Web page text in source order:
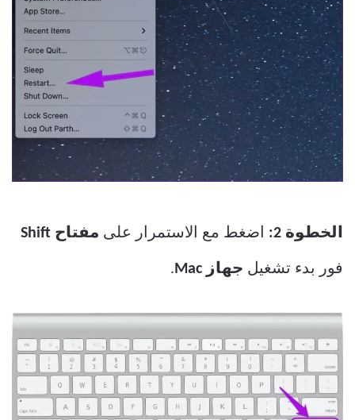
الخطوة 2: اضغط مع الاستمرار على مفتاح Shift
فور بدء تشغيل جهاز Mac .